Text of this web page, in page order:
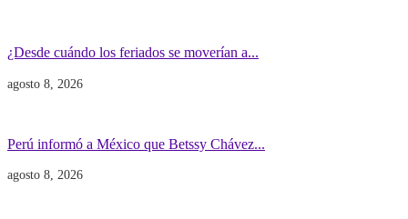
¿Desde cuándo los feriados se moverían a...
agosto 8, 2026
Perú informó a México que Betssy Chávez...
agosto 8, 2026